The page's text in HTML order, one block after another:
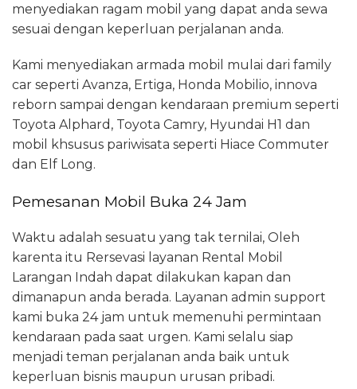
menyediakan ragam mobil yang dapat anda sewa
sesuai dengan keperluan perjalanan anda.
Kami menyediakan armada mobil mulai dari family
car seperti Avanza, Ertiga, Honda Mobilio, innova
reborn sampai dengan kendaraan premium seperti
Toyota Alphard, Toyota Camry, Hyundai H1 dan
mobil khsusus pariwisata seperti Hiace Commuter
dan Elf Long.
Pemesanan Mobil Buka 24 Jam
Waktu adalah sesuatu yang tak ternilai, Oleh
karenta itu Rersevasi layanan Rental Mobil
Larangan Indah dapat dilakukan kapan dan
dimanapun anda berada. Layanan admin support
kami buka 24 jam untuk memenuhi permintaan
kendaraan pada saat urgen. Kami selalu siap
menjadi teman perjalanan anda baik untuk
keperluan bisnis maupun urusan pribadi.